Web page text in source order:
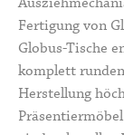
Fertigung von
Globus-Tische
komplett
Herstellung